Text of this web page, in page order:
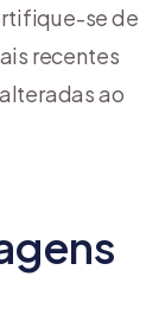
se de
recentes
ao